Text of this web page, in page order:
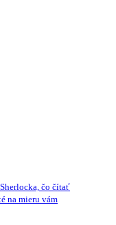
čo čítať
na mieru vám